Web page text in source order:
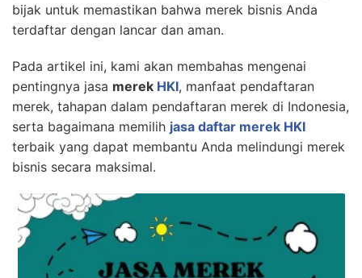
bijak untuk memastikan bahwa merek bisnis Anda
terdaftar dengan lancar dan aman.
Pada artikel ini, kami akan membahas mengenai
pentingnya jasa merek HKI, manfaat pendaftaran
merek, tahapan dalam pendaftaran merek di Indonesia,
serta bagaimana memilih jasa daftar merek HKI
terbaik yang dapat membantu Anda melindungi merek
bisnis secara maksimal.